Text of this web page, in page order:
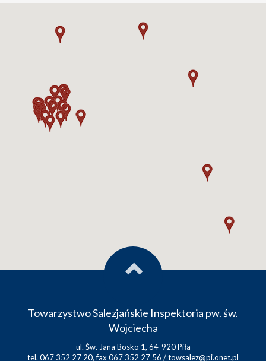
Towarzystwo Salezjańskie Inspektoria pw. św.
Wojciecha
ul. Św. Jana Bosko 1, 64-920 Piła
tel. 067 352 27 20, fax 067 352 27 56 /towsalez@pi.onet.pl